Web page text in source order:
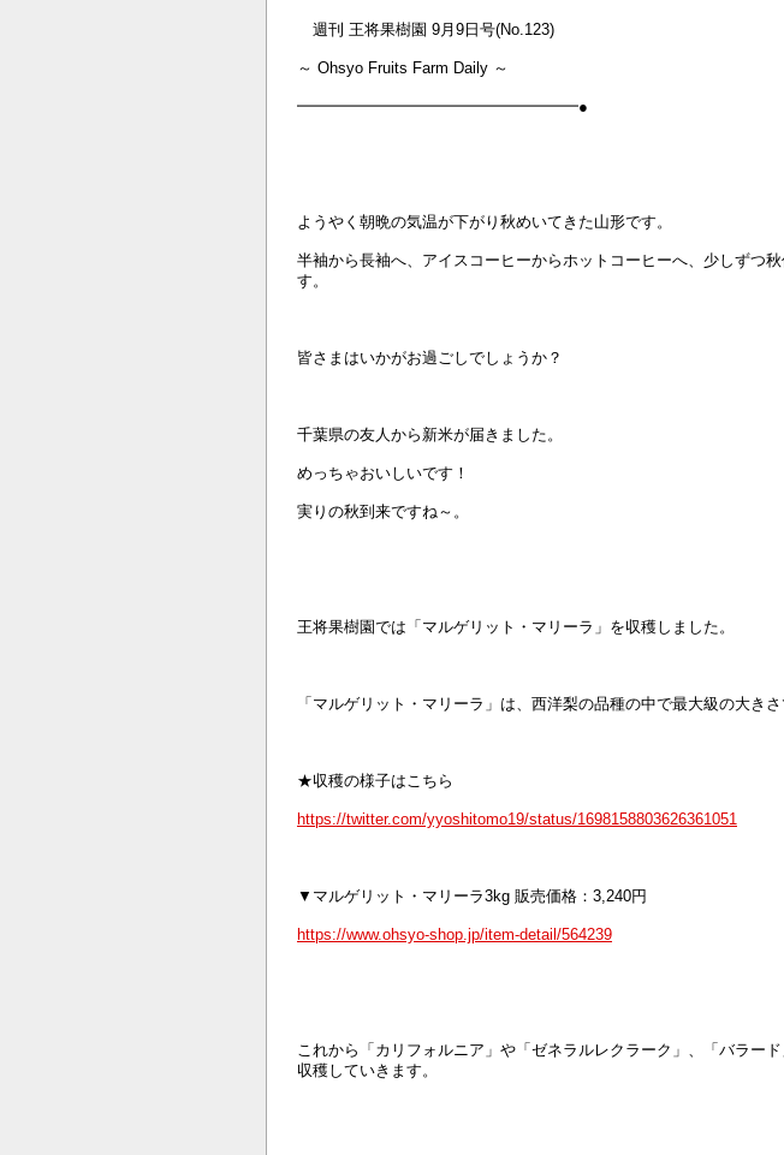
週刊 王将果樹園 9月9日号(No.123)
～ Ohsyo Fruits Farm Daily ～
━━━━━━━━━━━━━━━━━━●
ようやく朝晩の気温が下がり秋めいてきた山形です。
半袖から長袖へ、アイスコーヒーからホットコーヒーへ、少しずつ
す。
皆さまはいかがお過ごしでしょうか？
千葉県の友人から新米が届きました。
めっちゃおいしいです！
実りの秋到来ですね～。
王将果樹園では「マルゲリット・マリーラ」を収穫しました。
「マルゲリット・マリーラ」は、西洋梨の品種の中で最大級の大きさ
★収穫の様子はこちら
https://twitter.com/yyoshitomo19/status/1698158803626361051
▼マルゲリット・マリーラ3kg 販売価格：3,240円
https://www.ohsyo-shop.jp/item-detail/564239
これから「カリフォルニア」や「ゼネラルレクラーク」、「バラー
収穫していきます。